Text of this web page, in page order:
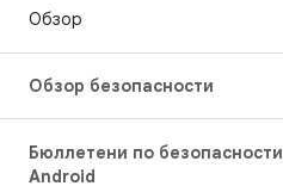
Обзор
Обзор безопасности
Бюллетени по безопасности
Android